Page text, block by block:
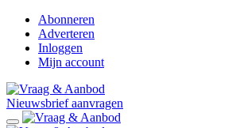
Abonneren
Adverteren
Inloggen
Mijn account
Nieuwsbrief aanvragen